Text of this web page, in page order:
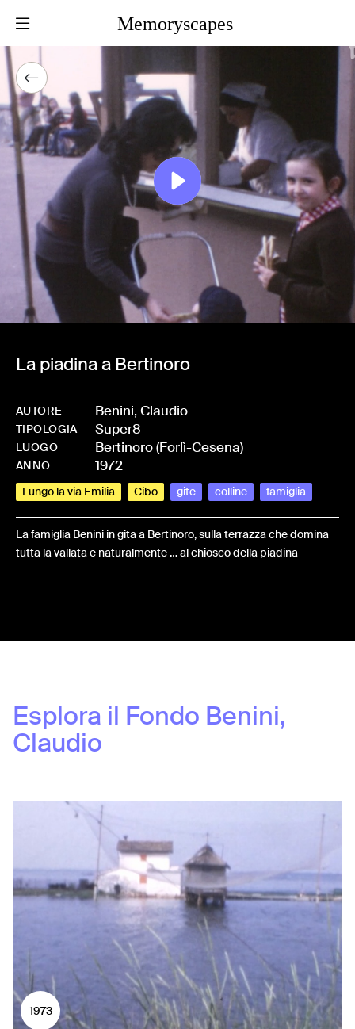
Memoryscapes
La piadina a Bertinoro
AUTORE Benini, Claudio
TIPOLOGIA Super8
LUOGO Bertinoro (Forlì-Cesena)
ANNO 1972
Lungo la via Emilia Cibo gite colline famiglia
La famiglia Benini in gita a Bertinoro, sulla terrazza che domina
tutta la vallata e naturalmente … al chiosco della piadina
Esplora il Fondo Benini,
Claudio
1973